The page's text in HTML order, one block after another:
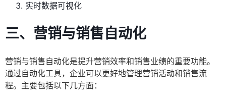
实时数据可视化
三、营销与销售自动化
营销与销售自动化是提升营销效率和销售业绩的重要功能。
通过自动化工具，企业可以更好地管理营销活动和销售流
程。主要包括以下几方面：